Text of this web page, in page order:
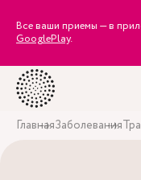
Все ваши приемы — в
GooglePlay.
ГлавнаяЗаболевания